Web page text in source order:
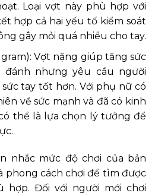
Loại vợt này phù hợp với
hợp cả hai yếu tố kiểm soát
gây mỏi quá nhiều cho tay.
Vợt nặng giúp tăng sức
đánh nhưng yêu cầu người
tay tốt hơn. Với phụ nữ có
về sức mạnh và đã có kinh
thể là lựa chọn lý tưởng để
nhắc mức độ chơi của bản
phong cách chơi để tìm được
hợp. Đối với người mới chơi